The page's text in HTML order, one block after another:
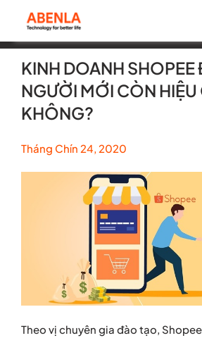
content
Sản phẩm
Life at Abenla
Cơ hội nghề nghiệp
KINH DOANH
NGƯỜI MỚI CÒN HIỆU
KHÔNG?
Tháng Chín 24, 2020
Theo vị chuyên gia đào tạo,